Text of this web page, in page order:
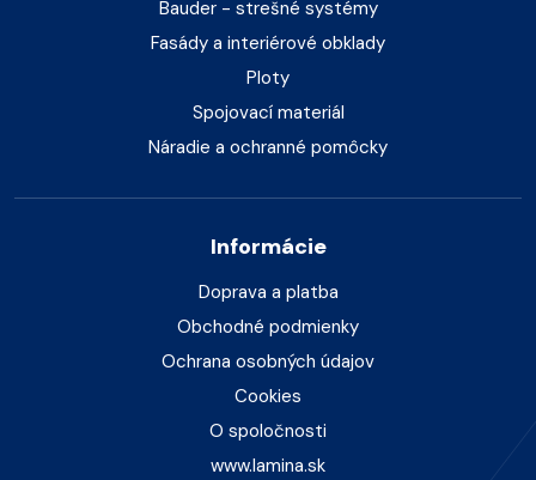
Bauder - strešné systémy
Fasády a interiérové obklady
Ploty
Spojovací materiál
Náradie a ochranné pomôcky
Informácie
Doprava a platba
Obchodné podmienky
Ochrana osobných údajov
Cookies
O spoločnosti
www.lamina.sk